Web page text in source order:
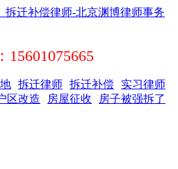
实习律师
拆迁补偿
拆迁律师
房子被强拆了
房屋征收
区改造